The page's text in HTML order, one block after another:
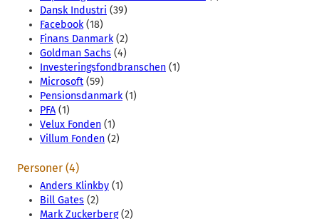
Dansk Industri (39)
Facebook(18)
Finans Danmark(2)
Goldman Sachs (4)
Investeringsfondbranschen (1)
Microsoft (59)
Pensionsdanmark(1)
PFA (1)
Velux Fonden (1)
Villum Fonden (2)
Personer (4)
Anders Klinkby (1)
Bill Gates (2)
Mark Zuckerberg(2)